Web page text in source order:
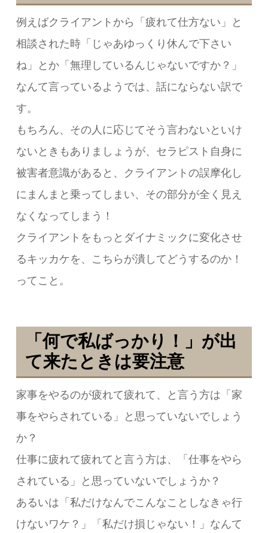
例えばクライアントから「疲れて仕方ない」と
相談された時「じゃあゆっくり休んで下さい
ね」とか「無理しているんじゃないですか？」
なんて言っているようでは、話にならない訳で
す。
もちろん、その人に応じてそう言わないといけ
ないときもありましょうが、セラピスト自身に
被害者意識があると、クライアントの誤摩化し
にまんまと乗ってしまい、その部分が全く見え
なくなってしまう！
クライアントをもっとダイナミックに変化させ
るキッカケを、こちらが潰してどうするのか！
ってこと。
「何で私ばっかり！」が出
て来たときは要注意
家事をやるのが疲れて疲れて、と言う方は「家
事をやらされている」と思っていないでしょう
か？
仕事に疲れて疲れてと言う方は、「仕事をやら
されている」と思っていないでしょうか？
あるいは「私だけなんでこんなことしなきゃ行
けないワケ？」「私だけ損じゃない！」なんて